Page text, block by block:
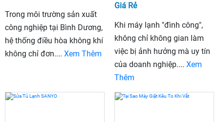
Trong môi trường sản xuất
công nghiệp tại Bình Dương,
hệ thống điều hòa không khí
không chỉ đơn.... Xem Thêm
Giá Rẻ
Khi máy lạnh "đình công",
không chỉ không gian làm
việc bị ảnh hưởng mà uy tín
của doanh nghiệp.... Xem
Thêm